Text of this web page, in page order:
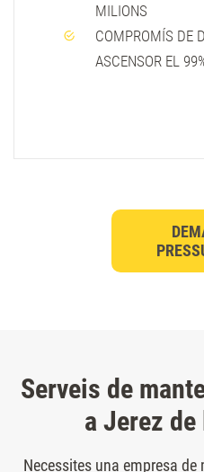
MILIONS
COMPROMÍS DE
ASCENSOR EL
Serveis de
a Jerez
Necessites una empresa